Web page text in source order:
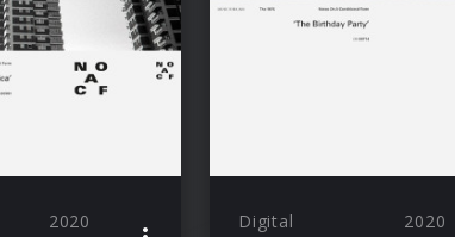
2020 Digital 2020